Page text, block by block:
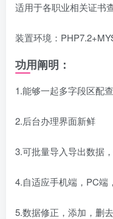
适用于各职业相关证书
装置环境：
功用阐明：
1.能够一起多字段区配
2.后台办理界面新鲜
3.可批量导入导出数据
4.自适应手机端，PC端
5.数据修正，添加，删